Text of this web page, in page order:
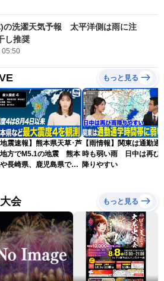
の洗濯天気予報 太平洋側は雨に注
し推奨
05:50
もっと見る
地震速報】熊本県天草･芦
方でM5.1の地震 熊本
長崎県、鹿児島県で震
【雨情報】関東は通勤通
時も弱い雨 日中は再び
降りやすい
会 もっと見る